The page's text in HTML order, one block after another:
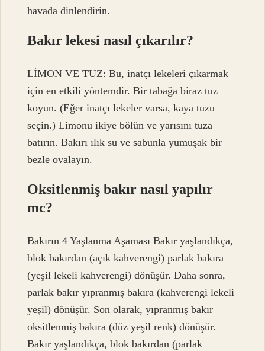
havada dinlendirin.
Bakır lekesi nasıl çıkarılır?
LİMON VE TUZ: Bu, inatçı lekeleri çıkarmak
için en etkili yöntemdir. Bir tabağa biraz tuz
koyun. (Eğer inatçı lekeler varsa, kaya tuzu
seçin.) Limonu ikiye bölün ve yarısını tuza
batırın. Bakırı ılık su ve sabunla yumuşak bir
bezle ovalayın.
Oksitlenmiş bakır nasıl yapılır
mc?
Bakırın 4 Yaşlanma Aşaması Bakır yaşlandıkça,
blok bakırdan (açık kahverengi) parlak bakıra
(yeşil lekeli kahverengi) dönüşür. Daha sonra,
parlak bakır yıpranmış bakıra (kahverengi lekeli
yeşil) dönüşür. Son olarak, yıpranmış bakır
oksitlenmiş bakıra (düz yeşil renk) dönüşür.
Bakır yaşlandıkça, blok bakırdan (parlak